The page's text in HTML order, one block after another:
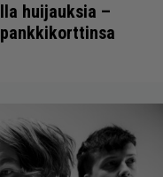
huijauksia –